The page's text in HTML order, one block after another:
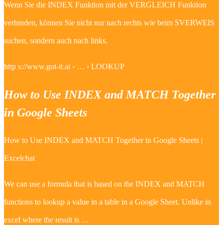
Wenn Sie die INDEX Funktion mit der VERGLEICH Funktion
verbinden, können Sie nicht nur nach rechts wie beim SVERWEIS
suchen, sondern auch nach links.
http s://www.got-it.ai › … › LOOKUP
How to Use INDEX and MATCH Together
in Google Sheets
How to Use INDEX and MATCH Together in Google Sheets |
Excelchat
We can use a formula that is based on the INDEX and MATCH
functions to lookup a value in a table in a Google Sheet. Unlike in
excel where the result is …